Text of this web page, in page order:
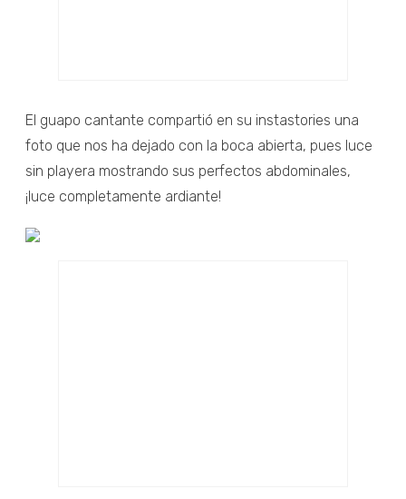
El guapo cantante compartió en su instastories una
foto que nos ha dejado con la boca abierta, pues luce
sin playera mostrando sus perfectos abdominales,
¡luce completamente ardiante!